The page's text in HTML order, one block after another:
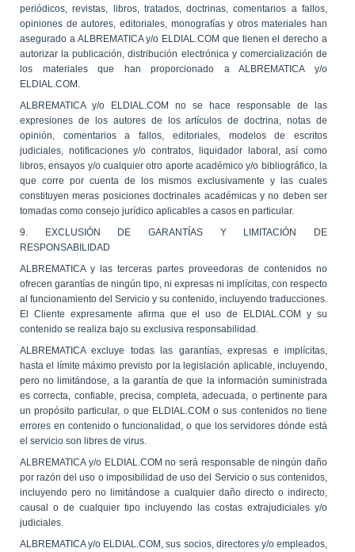
periódicos, revistas, libros, tratados, doctrinas, comentarios a fallos,
opiniones de autores, editoriales, monografías y otros materiales han
asegurado a ALBREMATICA y/o ELDIAL.COM que tienen el derecho a
autorizar la publicación, distribución electrónica y comercialización de
los materiales que han proporcionado a ALBREMATICA y/o
ELDIAL.COM.
ALBREMATICA y/o ELDIAL.COM no se hace responsable de las
expresiones de los autores de los artículos de doctrina, notas de
opinión, comentarios a fallos, editoriales, modelos de escritos
judiciales, notificaciones y/o contratos, liquidador laboral, así como
libros, ensayos y/o cualquier otro aporte académico y/o bibliográfico, la
que corre por cuenta de los mismos exclusivamente y las cuales
constituyen meras posiciones doctrinales académicas y no deben ser
tomadas como consejo jurídico aplicables a casos en particular.
9. EXCLUSIÓN DE GARANTÍAS Y LIMITACIÓN DE
RESPONSABILIDAD
ALBREMATICA y las terceras partes proveedoras de contenidos no
ofrecen garantías de ningún tipo, ni expresas ni implícitas, con respecto
al funcionamiento del Servicio y su contenido, incluyendo traducciones.
El Cliente expresamente afirma que el uso de ELDIAL.COM y su
contenido se realiza bajo su exclusiva responsabilidad.
ALBREMATICA excluye todas las garantías, expresas e implícitas,
hasta el límite máximo previsto por la legislación aplicable, incluyendo,
pero no limitándose, a la garantía de que la información suministrada
es correcta, confiable, precisa, completa, adecuada, o pertinente para
un propósito particular, o que ELDIAL.COM o sus contenidos no tiene
errores en contenido o funcionalidad, o que los servidores dónde está
el servicio son libres de virus.
ALBREMATICA y/o ELDIAL.COM no será responsable de ningún daño
por razón del uso o imposibilidad de uso del Servicio o sus contenidos,
incluyendo pero no limitándose a cualquier daño directo o indirecto,
causal o de cualquier tipo incluyendo las costas extrajudiciales y/o
judiciales.
ALBREMATICA y/o ELDIAL.COM, sus socios, directores y/o empleados,